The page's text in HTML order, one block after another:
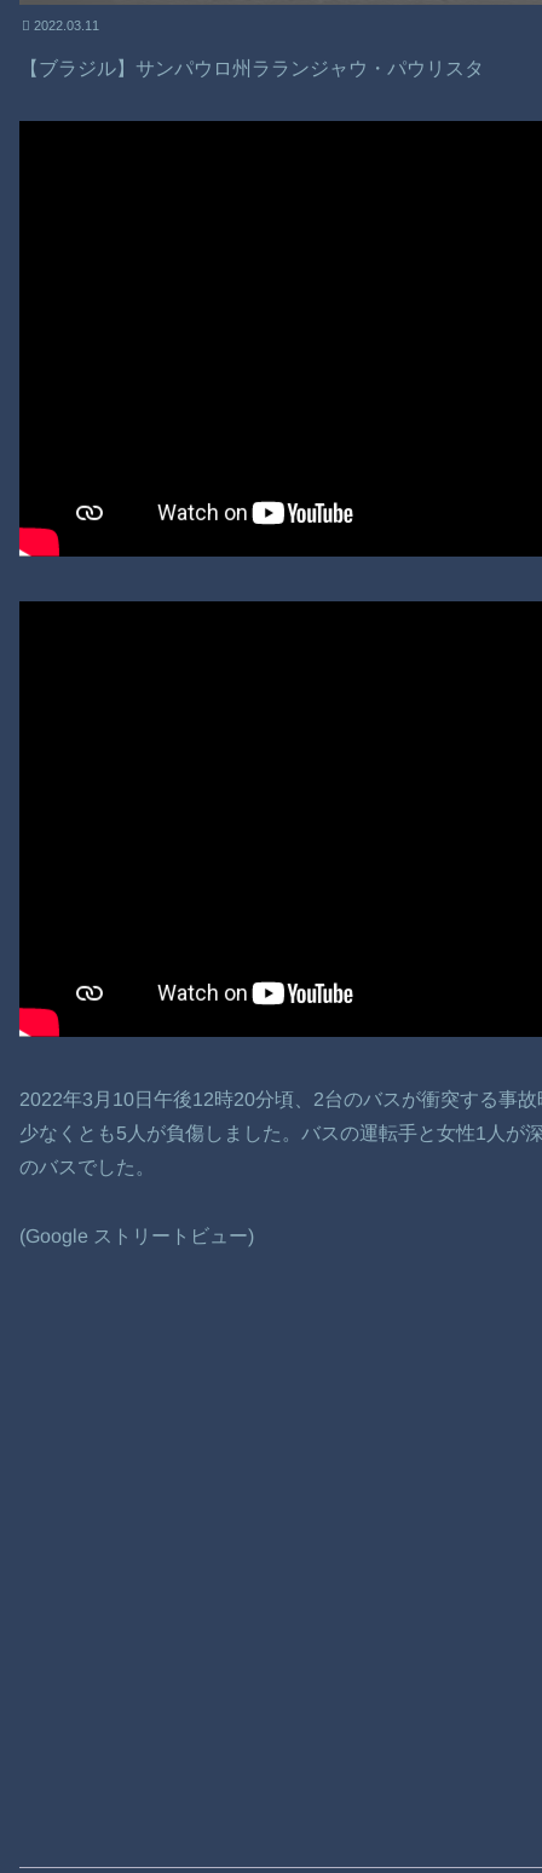
2022.03.11
【ブラジル】サンパウロ州ラランジャウ・パウリスタ
2022年3月10日午後12時20分頃、2台のバスが衝突する事故
少なくとも5人が負傷しました。バスの運転手と女性1人が
のバスでした。
(Google ストリートビュー)